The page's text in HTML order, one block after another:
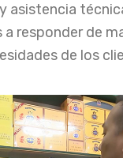
asistencia
responder de
de los